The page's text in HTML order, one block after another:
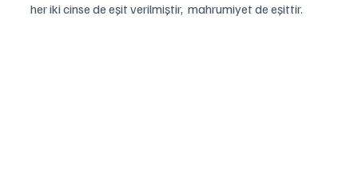
her iki cinse de eşit verilmiştir,  mahrumiyet de eşittir.